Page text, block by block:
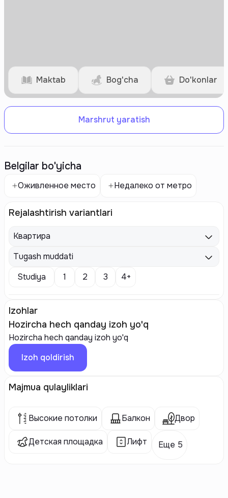
Maktab Bog'cha Do'konlar
Marshrut yaratish
Belgilar bo'yicha
Оживленное место Недалеко от метро
Rejalashtirish variantlari
Квартира
Tugash muddati
Studiya
1 2 3 4+
Izohlar
Hozircha hech qanday izoh yo'q
Hozircha hech qanday izoh yo'q
Izoh qoldirish
Majmua qulayliklari
Высокие потолки Балкон Двор
Детская площадка Лифт Еще 5